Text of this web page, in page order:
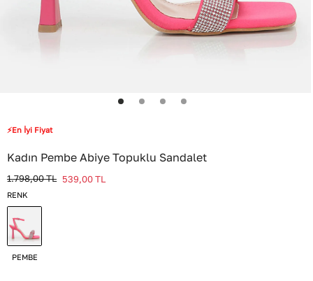
⚡En İyi Fiyat
Kadın Pembe Abiye Topuklu Sandalet
1.798,00TL 539,00TL
RENK
PEMBE